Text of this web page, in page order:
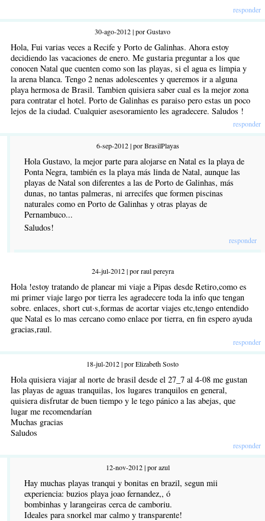
responder
30-ago-2012 | por Gustavo
Hola, Fui varias veces a Recife y Porto de Galinhas. Ahora estoy
decidiendo las vacaciones de enero. Me gustaria preguntar a los que
conocen Natal que cuenten como son las playas, si el agua es limpia y
la arena blanca. Tengo 2 nenas adolescentes y queremos ir a alguna
playa hermosa de Brasil. Tambien quisiera saber cual es la mejor zona
para contratar el hotel. Porto de Galinhas es paraiso pero estas un poco
lejos de la ciudad. Cualquier asesoramiento les agradecere. Saludos !
responder
6-sep-2012 | por BrasilPlayas
Hola Gustavo, la mejor parte para alojarse en Natal es la playa de
Ponta Negra, también es la playa más linda de Natal, aunque las
playas de Natal son diferentes a las de Porto de Galinhas, más
dunas, no tantas palmeras, ni arrecifes que formen piscinas
naturales como en Porto de Galinhas y otras playas de
Pernambuco...
Saludos!
responder
24-jul-2012 | por raul pereyra
Hola !estoy tratando de planear mi viaje a Pipas desde Retiro,como es
mi primer viaje largo por tierra les agradecere toda la info que tengan
sobre. enlaces, short cut·s,formas de acortar viajes etc,tengo entendido
que Natal es lo mas cercano como enlace por tierra, en fin espero ayuda
gracias,raul.
responder
18-jul-2012 | por Elizabeth Sosto
Hola quisiera viajar al norte de brasil desde el 27_7 al 4-08 me gustan
las playas de aguas tranquilas, los lugares tranquilos en general,
quisiera disfrutar de buen tiempo y le tego pánico a las abejas, que
lugar me recomendarían
Muchas gracias
Saludos
responder
12-nov-2012 | por azul
Hay muchas playas tranqui y bonitas en brazil, segun mii
experiencia: buzios playa joao fernandez,, ó
bombinhas y larangeiras cerca de camboriu.
Ideales para snorkel mar calmo y transparente!